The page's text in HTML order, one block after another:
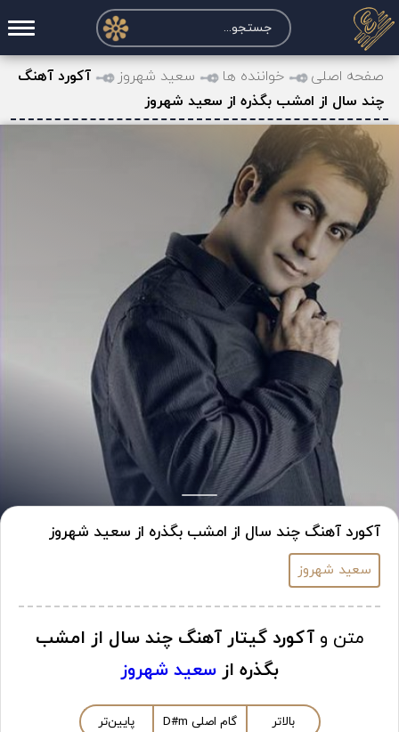
صفحه اصلی
درخواست آکورد
تماس با ما
حساب کاربری
صفحه اصلی خواننده ها سعید شهروز
آکورد آهنگ
چند سال از امشب بگذره از سعید شهروز
آکورد آهنگ چند سال از امشب بگذره از سعید شهروز
سعید شهروز
متن وآکورد گیتار آهنگ چند سال از امشب
بگذره از سعید شهروز
بالاتر گام اصلی D#m پایین‌تر